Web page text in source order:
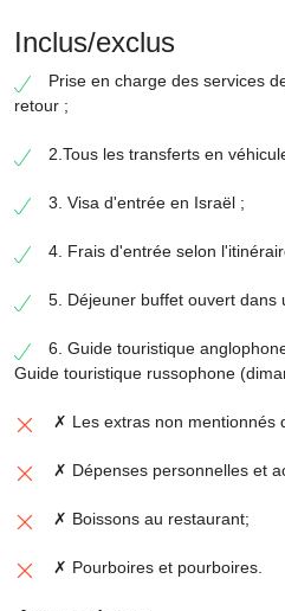
Inclus/exclus
Prise en charge des services
retour ;
2.Tous les transferts en
3. Visa d'entrée en Israël ;
4. Frais d'entrée selon
5. Déjeuner buffet ouvert dans
6. Guide touristique
Guide touristique russophone
✗ Les extras non mentionnés
✗ Dépenses personnelles et
✗ Boissons au restaurant;
✗ Pourboires et pourboires.